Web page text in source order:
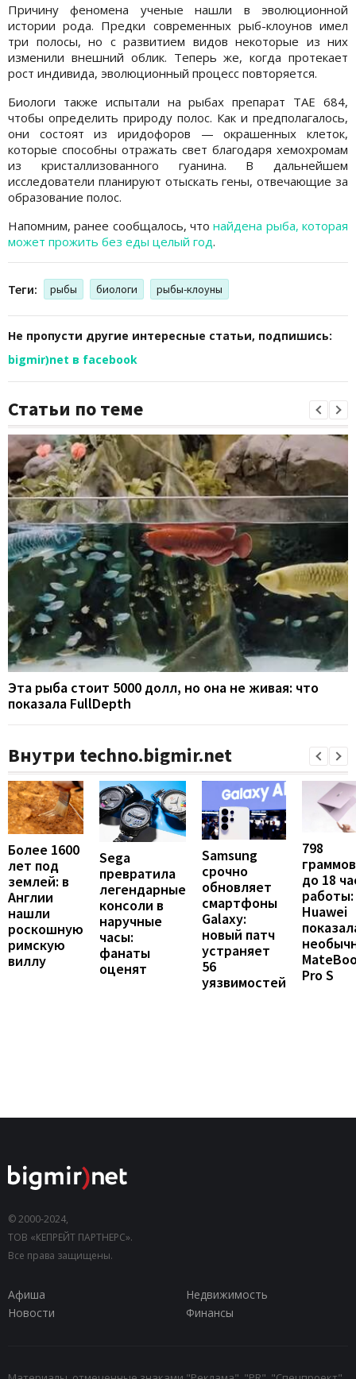
Причину феномена ученые нашли в эволюционной
истории рода. Предки современных рыб-клоунов имел
три полосы, но с развитием видов некоторые из них
изменили внешний облик. Теперь же, когда протекает
рост индивида, эволюционный процесс повторяется.
Биологи также испытали на рыбах препарат TAE 684,
чтобы определить природу полос. Как и предполагалось,
они состоят из иридофоров — окрашенных клеток,
которые способны отражать свет благодаря хемохромам
из кристаллизованного гуанина. В дальнейшем
исследователи планируют отыскать гены, отвечающие за
образование полос.
Напомним, ранее сообщалось, чтонайдена рыба, которая
может прожить без еды целый год.
Теги: рыбы биологи рыбы-клоуны
Не пропусти другие интересные статьи, подпишись:
bigmir)net в facebook
Статьи по теме
Эта рыба стоит 5000 долл, но она не живая: что
показала FullDepth
Внутри techno.bigmir.net
Более 1600
лет под
землей: в
Англии
нашли
роскошную
римскую
виллу
Sega
превратила
легендарные
консоли в
наручные
часы:
фанаты
оценят
Samsung
срочно
обновляет
смартфоны
Galaxy:
новый патч
устраняет
56
уязвимостей
798
до 18
работы:
Huawei
Pro S
© 2000-2024,
ТОВ «КЕПРЕЙТ ПАРТНЕРС».
Все права защищены.
Афиша
Недвижимость
Новости
Финансы